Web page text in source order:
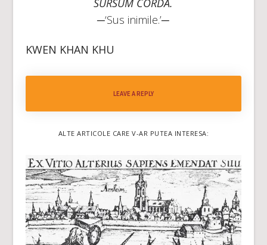
SURSUM CORDA.
─‘Sus inimile.’─
KWEN KHAN KHU
LEAVE A REPLY
ALTE ARTICOLE CARE V-AR PUTEA INTERESA: